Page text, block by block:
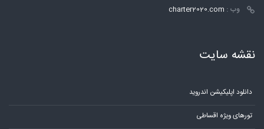
وب : charter2020.com
نقشه سایت
دانلود اپلیکیشن اندروید
تورهای ویژه اقساطی